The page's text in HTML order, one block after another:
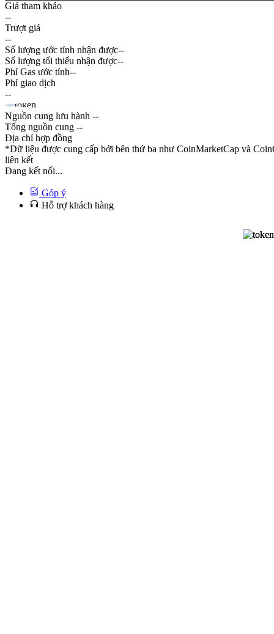
Giá tham khảo
--
Trượt giá
--
Số lượng ước tính nhận được--
Số lượng tối thiểu nhận được--
Phí Gas ước tính--
Phí giao dịch
--
Nguồn cung lưu hành --
Tổng nguồn cung --
Địa chỉ hợp đồng
*Dữ liệu được cung cấp bởi bên thứ ba như CoinMarketCap và
liên kết
Đang kết nối...
Góp ý
Hỗ trợ khách hàng